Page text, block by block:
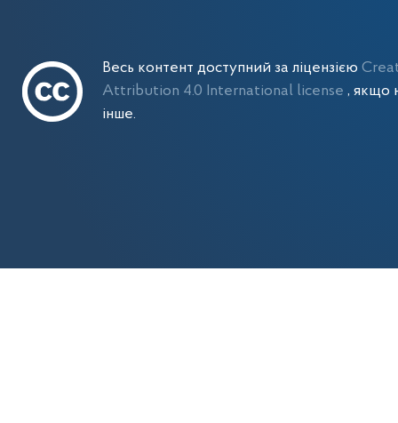
Весь контент доступний за ліцензією
Attribution 4.0 International license , якщо
інше.